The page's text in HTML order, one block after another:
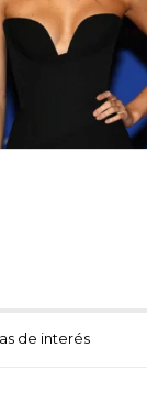
de interés